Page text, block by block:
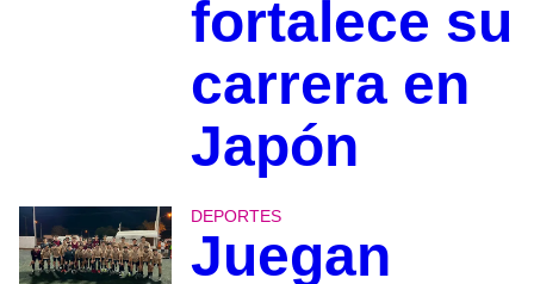
fortalece su
carrera en
Japón
DEPORTES
Juegan